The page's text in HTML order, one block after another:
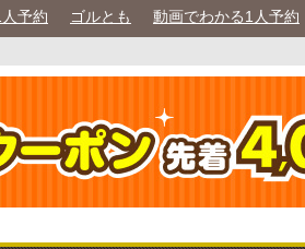
予約 ゴルとも 動画でわかる1人予約